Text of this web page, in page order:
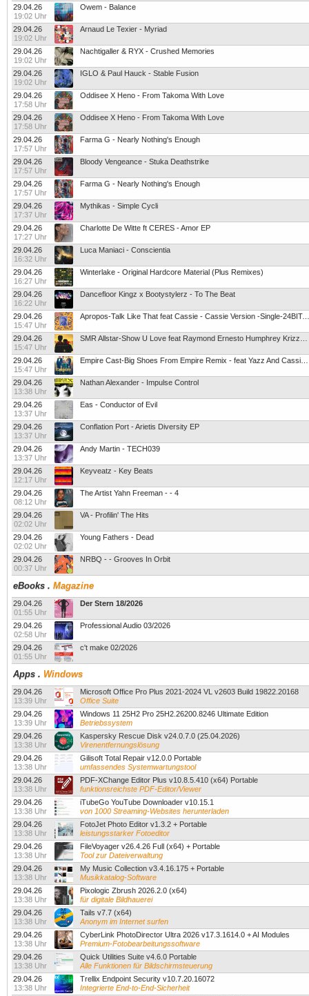
29.04.26
19:02 Uhr
Owem - Balance
29.04.26
19:02 Uhr
Arnaud Le Texier - Myriad
29.04.26
19:02 Uhr
Nachtigaller & RYX - Crushed Memories
29.04.26
19:02 Uhr
IGLO & Paul Hauck - Stable Fusion
29.04.26
17:58 Uhr
Oddisee X Heno - From Takoma With Love
29.04.26
17:58 Uhr
Oddisee X Heno - From Takoma With Love
29.04.26
17:57 Uhr
Farma G - Nearly Nothing's Enough
29.04.26
17:57 Uhr
Bloody Vengeance - Stuka Deathstrike
29.04.26
17:57 Uhr
Farma G - Nearly Nothing's Enough
29.04.26
17:37 Uhr
Mythikas - Simple Cycli
29.04.26
17:27 Uhr
Charlotte De Witte ft CERES - Amor EP
29.04.26
16:32 Uhr
Luca Maniaci - Conscientia
29.04.26
16:27 Uhr
Winterlake - Original Hardcore Material (Plus Remixes)
29.04.26
16:22 Uhr
Dancefloor Kingz x Bootystylerz - To The Beat
29.04.26
15:47 Uhr
Apropos-Talk Like That feat Cassie - Cassie Version -Single-24BIT-WEB-FLAC-2018-SYMPHONY
29.04.26
15:47 Uhr
29.04.26
15:47 Uhr
29.04.26
13:38 Uhr
Nathan Alexander - Impulse Control
29.04.26
13:37 Uhr
Eas - Conductor of Evil
29.04.26
13:37 Uhr
Conflation Port - Arietis Diversity EP
29.04.26
13:37 Uhr
Andy Martin - TECH039
29.04.26
12:17 Uhr
Keyveatz - Key Beats
29.04.26
08:12 Uhr
The Artist Yahn Freeman - - 4
29.04.26
02:02 Uhr
VA - Profilin' The Hits
29.04.26
02:02 Uhr
Young Fathers - Dead
29.04.26
00:37 Uhr
NRBQ - - Grooves In Orbit
eBooks . Magazine
29.04.26
01:55 Uhr
Der Stern 18/2026
29.04.26
02:58 Uhr
Professional Audio 03/2026
29.04.26
01:55 Uhr
c't make 02/2026
Apps . Windows
29.04.26
13:39 Uhr
Microsoft Office Pro Plus 2021-2024 VL v2603 Build 19822.20168
Office Suite
29.04.26
13:39 Uhr
Windows 11 25H2 Pro 25H2.26200.8246 Ultimate Edition
Betriebssystem
29.04.26
13:38 Uhr
Kaspersky Rescue Disk v24.0.7.0 (25.04.2026)
Virenentfernungslösung
29.04.26
13:38 Uhr
Gilisoft Total Repair v12.0.0 Portable
umfassendes Systemwartungstool
29.04.26
13:38 Uhr
PDF-XChange Editor Plus v10.8.5.410 (x64) Portable
funktionsreichste PDF-Editor/Viewer
29.04.26
13:38 Uhr
iTubeGo YouTube Downloader v10.15.1
von 1000 Streaming-Websites herunterladen
29.04.26
13:38 Uhr
FotoJet Photo Editor v1.3.2 + Portable
leistungsstarker Fotoeditor
29.04.26
13:38 Uhr
FileVoyager v26.4.26 Full (x64) + Portable
Tool zur Dateiverwaltung
29.04.26
13:38 Uhr
My Music Collection v3.4.16.175 + Portable
Musikkatalog-Software
29.04.26
13:38 Uhr
Pixologic Zbrush 2026.2.0 (x64)
für digitale Bildhauerei
29.04.26
13:38 Uhr
Tails v7.7 (x64)
Anonym im Internet surfen
29.04.26
13:38 Uhr
CyberLink PhotoDirector Ultra 2026 v17.3.1614.0 + AI Modules
Premium-Fotobearbeitungssoftware
29.04.26
13:38 Uhr
Quick Utilities Suite v4.6.0 Portable
Alle Funktionen für Bildschirmsteuerung
29.04.26
13:38 Uhr
Trellix Endpoint Security v10.7.20.16072
Integrierte End-to-End-Sicherheit